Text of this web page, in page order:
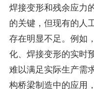
焊接变形和残余应力
的关键，但现有的人
存在明显不足。例如
化、焊接变形的实时
难以满足实际生产需
构桥梁制造中的应用